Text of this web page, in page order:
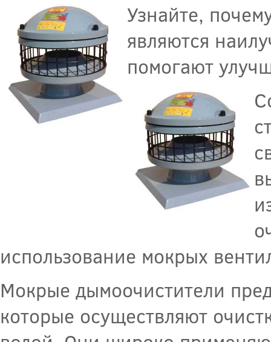
Узнайте,
являются
помогают
использование мокрых
Мокрые дымоочистители
которые осуществляют